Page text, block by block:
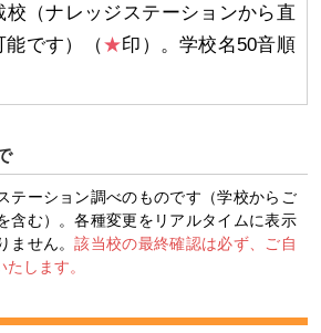
校（ナレッジステーションから直
能です）（★印）。学校名50音順
テーション調べのものです（学校からご
含む）。各種変更をリアルタイムに表示
ません。該当校の最終確認は必ず、ご自
します。